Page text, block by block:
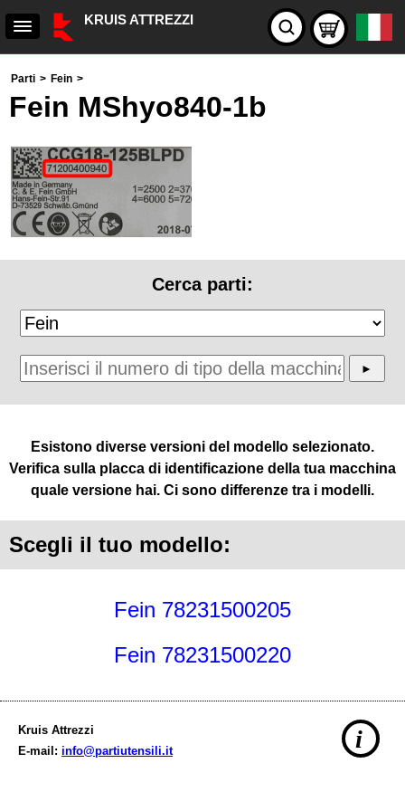
KRUIS ATTREZZI
Parti > Fein >
Fein MShyo840-1b
Cerca parti:
Esistono diverse versioni del modello selezionato.
Verifica sulla placca di identificazione della tua macchina
quale versione hai. Ci sono differenze tra i modelli.
Scegli il tuo modello:
Fein 78231500205
Fein 78231500220
Kruis Attrezzi
E-mail: info@partiutensili.it i